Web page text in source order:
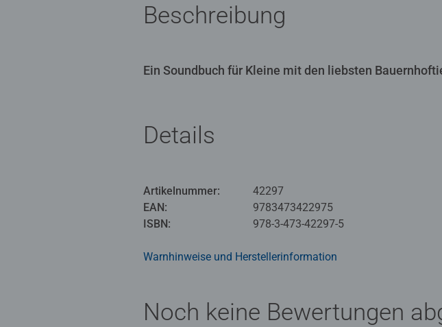
Beschreibung
Ein Soundbuch für Kleine mit den liebsten
Details
Artikelnummer:
42297
EAN:
9783473422975
ISBN:
978-3-473-42297-5
Warnhinweise und Herstellerinformation
Noch keine Bewertungen